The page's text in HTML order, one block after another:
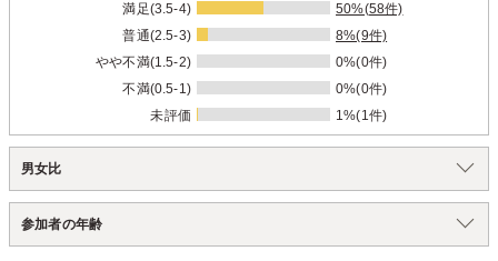
満足(3.5-4)
50%(58件)
普通(2.5-3)
8%(9件)
やや不満(1.5-2)
0%(0件)
不満(0.5-1)
0%(0件)
未評価
1%(1件)
男女比
参加者の年齢